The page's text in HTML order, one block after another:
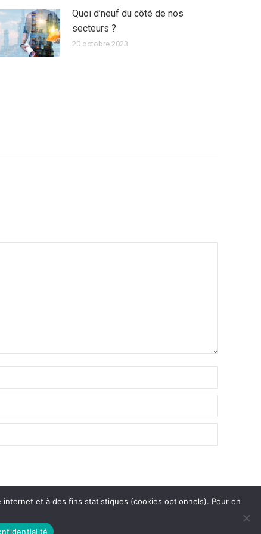
Quoi d’neuf du côté de nos
secteurs ?
20 octobre 2023
et à des fins statistiques (cookies optionnels). Pour en